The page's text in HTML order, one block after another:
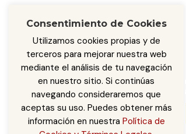
Programa de Cooperación
Consentimiento de Cookies
Utilizamos cookies propias y de
terceros para mejorar nuestra web
mediante el análisis de tu navegación
en nuestro sitio. Si continúas
navegando consideraremos que
aceptas su uso. Puedes obtener más
información en nuestra Política de